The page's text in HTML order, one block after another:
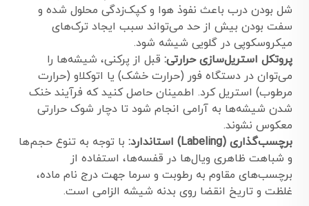
شل بودن درب باعث نفوذ هوا و کپک‌زدگی محلول شده و
سفت بودن بیش از حد می‌تواند سبب ایجاد ترک‌های
میکروسکوپی در گلویی شیشه شود.
پروتکل استریل‌سازی حرارتی: قبل از پرکنی، شیشه‌ها را
می‌توان در دستگاه فور (حرارت خشک) یا اتوکلاو (حرارت
مرطوب) استریل کرد. اطمینان حاصل کنید که فرآیند خنک
شدن شیشه‌ها به آرامی انجام شود تا دچار شوک حرارتی
معکوس نشوند.
برچسب‌گذاری (Labeling) استاندارد:
با توجه به تنوع حجم‌ها
و شباهت ظاهری ویال‌ها در قفسه‌ها، استفاده از
برچسب‌های مقاوم به رطوبت و سرما جهت درج نام ماده،
غلظت و تاریخ انقضا روی بدنه شیشه الزامی است.